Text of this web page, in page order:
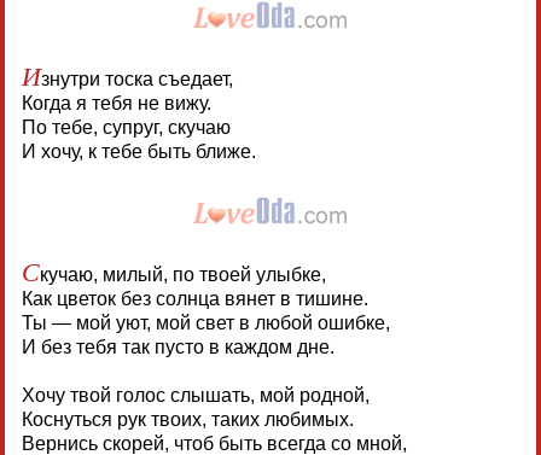
Изнутри тоска съедает,
Когда я тебя не вижу.
По тебе, супруг, скучаю
И хочу, к тебе быть ближе.
Скучаю, милый, по твоей улыбке,
Как цветок без солнца вянет в тишине.
Ты — мой уют, мой свет в любой ошибке,
И без тебя так пусто в каждом дне.
Хочу твой голос слышать, мой родной,
Коснуться рук твоих, таких любимых.
Вернись скорей, чтоб быть всегда со мной,